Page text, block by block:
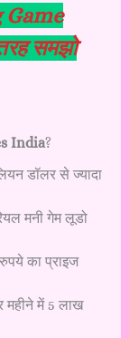
समझो
India?
डॉलर से ज्यादा
मनी गेम लूडो
का प्राइज
महीने में 5 लाख